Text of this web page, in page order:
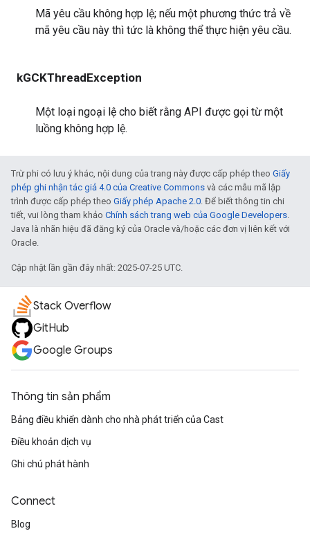
Mã yêu cầu không hợp lệ; nếu một phương thức trả về
mã yêu cầu này thì tức là không thể thực hiện yêu cầu.
kGCKThreadException
Một loại ngoại lệ cho biết rằng API được gọi từ một
luồng không hợp lệ.
Trừ phi có lưu ý khác, nội dung của trang này được cấp phép theo Giấy
phép ghi nhận tác giả 4.0 của Creative Commons và các mẫu mã lập
trình được cấp phép theo Giấy phép Apache 2.0. Để biết thông tin chi
tiết, vui lòng tham khảo Chính sách trang web của Google Developers.
Java là nhãn hiệu đã đăng ký của Oracle và/hoặc các đơn vị liên kết với
Oracle.
Cập nhật lần gần đây nhất: 2025-07-25 UTC.
Stack Overflow
GitHub
Google Groups
Thông tin sản phẩm
Bảng điều khiển dành cho nhà phát triển của Cast
Điều khoản dịch vụ
Ghi chú phát hành
Connect
Blog